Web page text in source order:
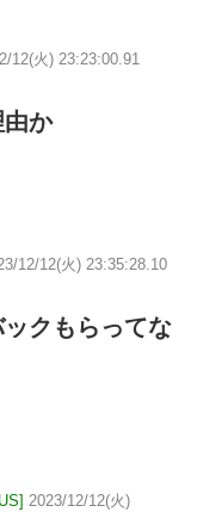
12(火) 23:23:00.91
か
12/12(火) 23:35:28.10
クもらってな
2023/12/12(火)